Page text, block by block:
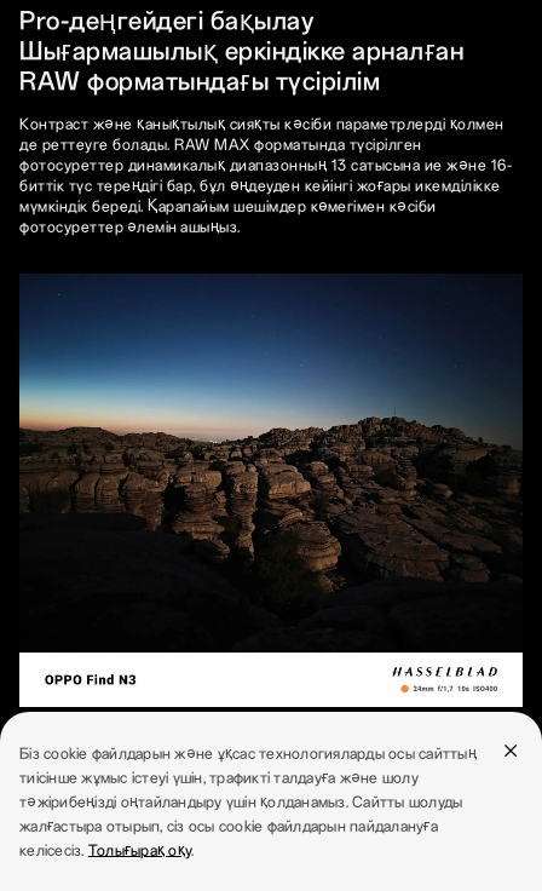
Біз cookie файлдарын және ұқсас технологияларды осы сайттың
тиісінше жұмыс істеуі үшін, трафикті талдауға және шолу
тәжірибеңізді оңтайландыру үшін қолданамыз. Сайтты шолуды
жалғастыра отырып, сіз осы cookie файлдарын пайдалануға
келісесіз. Толығырақ оқу.
Pro-деңгейдегі бақылау
Шығармашылық еркіндікке арналған
RAW форматындағы түсірілім
Контраст және қанықтылық сияқты кәсіби параметрлерді қолмен
де реттеуге болады. RAW MAX форматында түсірілген
фотосуреттер динамикалық диапазонның 13 сатысына ие және 16-
биттік түс тереңдігі бар, бұл өңдеуден кейінгі жоғары икемділікке
мүмкіндік береді. Қарапайым шешімдер көмегімен кәсіби
фотосуреттер әлемін ашыңыз.
Hasselblad түс тануы
Шынайы шеберліктің түстері